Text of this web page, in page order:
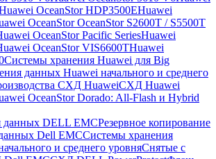
OceanStor HDP3500EHuawei
OceanStor OceanStor S2600T / S5500T
OceanStor Pacific SeriesHuawei
OceanStor VIS6600THuawei
Системы хранения Huawei для Big
данных Huawei начального и среднего
СХД HuaweiСХД Huawei
OceanStor Dorado: All-Flash и Hybrid
данных DELL EMCРезервное копирование
Dell EMCСистемы хранения
и среднего уровняСнятые с